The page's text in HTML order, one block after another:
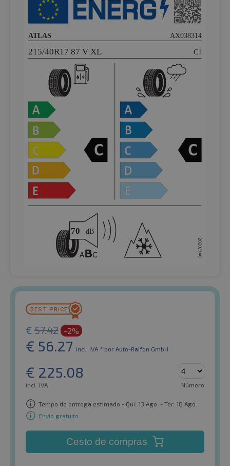
€ 57.42 -2%
€ 56.27 incl. IVA * por Auto-Raifen GmbH
€ 225.08
incl. IVA Número
Tempo de entrega estimado - Qui. 13 Ago. - Ter. 18 Ago.
Envio gratuito
Cesto de compras